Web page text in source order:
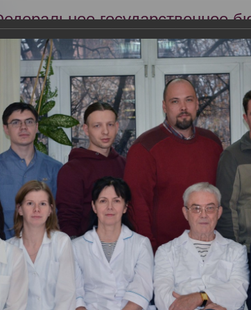
государственное
центр судебно-
Минздрава России
Научная деятельность Экспертиза
квалификации для судебно-медицинских
методы остеологических судебно-